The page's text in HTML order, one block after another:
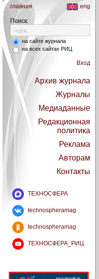
главная eng
Поиск:
на сайте журнала
на всех сайтах РИЦ
Вход
Архив журнала
Журналы
Медиаданные
Редакционная
политика
Реклама
Авторам
Контакты
ТЕХНОСФЕРА
technospheramag
technospheramag
ТЕХНОСФЕРА_РИЦ